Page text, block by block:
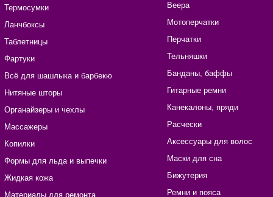
Термосумки
Ланчбоксы
Таблетницы
Фартуки
Всё для шашлыка и барбекю
Нитяные шторы
Органайзеры и чехлы
Массажеры
Копилки
Формы для льда и выпечки
Жидкая кожа
Материалы для ремонта
Веера
Мотоперчатки
Перчатки
Тельняшки
Банданы, баффы
Гитарные ремни
Канекалоны, пряди
Расчески
Аксессуары для волос
Маски для сна
Бижутерия
Ремни и пояса